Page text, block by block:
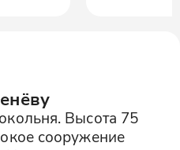
Высота 75
сооружение